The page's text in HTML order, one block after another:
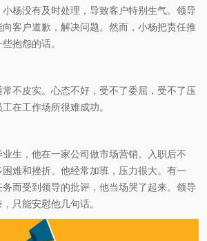
小杨没有及时处理，导致客户特别生气。领导
客户道歉，解决问题。然而，小杨把责任推
抱怨的话。
不皮实。心态不好，受不了委屈，受不了压
在工作场所很难成功。
生，他在一家公司做市场营销。入职后不
难和挫折。他经常加班，压力很大。有一
而受到领导的批评，他当场哭了起来。领导
只能安慰他几句话。